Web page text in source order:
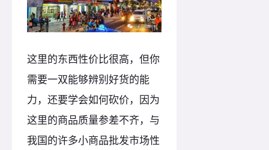
这里的东西性价比很高，但你
需要一双能够辨别好货的能
力，还要学会如何砍价，因为
这里的商品质量参差不齐，与
我国的许多小商品批发市场性